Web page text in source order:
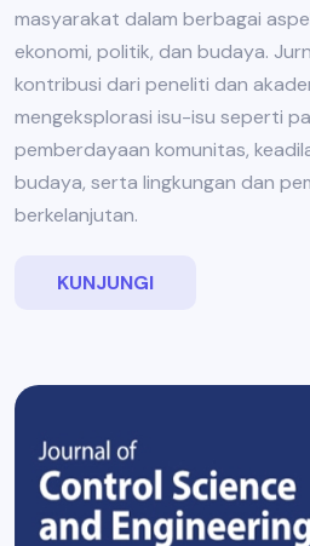
masyarakat dalam berbagai
ekonomi, politik, dan budaya.
kontribusi dari peneliti dan
mengeksplorasi isu-isu seperti
pemberdayaan komunitas,
budaya, serta lingkungan dan
berkelanjutan.
KUNJUNGI